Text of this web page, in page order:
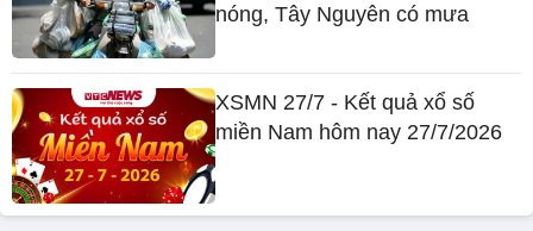
nóng, Tây Nguyên có mưa
XSMN 27/7 - Kết quả xổ số
miền Nam hôm nay 27/7/2026